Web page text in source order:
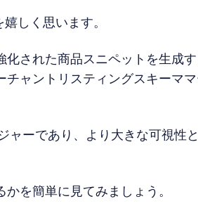
しく思います。
された商品スニペットを生成
ャントリスティングスキーマ
ャーであり、より大きな可視性
を簡単に見てみましょう。